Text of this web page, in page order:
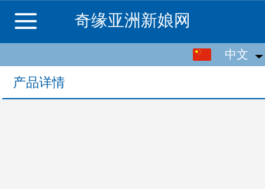
奇缘亚洲新娘网
中文
中文
产品详情